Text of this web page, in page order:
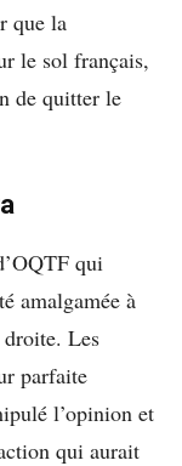
que la
le sol français,
de quitter le
qui
amalgamée à
droite. Les
parfaite
l’opinion et
qui aurait